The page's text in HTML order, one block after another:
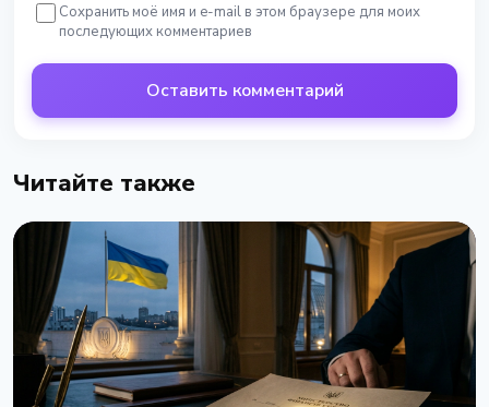
Сохранить моё имя и e-mail в этом браузере для моих
последующих комментариев
Оставить комментарий
Читайте также